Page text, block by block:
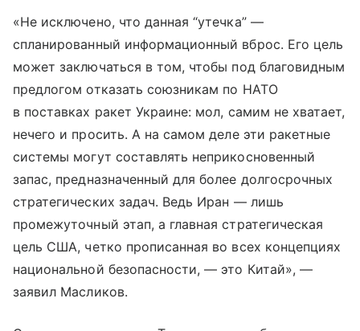
«Не исключено, что данная “утечка” —
спланированный информационный вброс. Его цель
может заключаться в том, чтобы под благовидным
предлогом отказать союзникам по НАТО
в поставках ракет Украине: мол, самим не хватает,
нечего и просить. А на самом деле эти ракетные
системы могут составлять неприкосновенный
запас, предназначенный для более долгосрочных
стратегических задач. Ведь Иран — лишь
промежуточный этап, а главная стратегическая
цель США, четко прописанная во всех концепциях
национальной безопасности, — это Китай», —
заявил Масликов.